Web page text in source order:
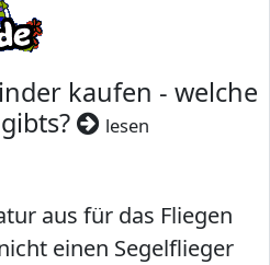
kaufen - welche
lesen
aus für das Fliegen
einen Segelflieger